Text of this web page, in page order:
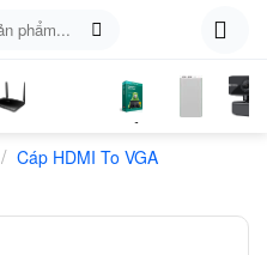
LTE
Sóng
Phần
Mềm
/ Cáp HDMI To VGA